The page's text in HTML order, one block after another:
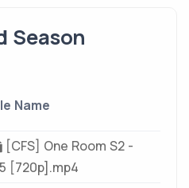
Season
Name
[CFS] One Room S2 -
[720p].mp4